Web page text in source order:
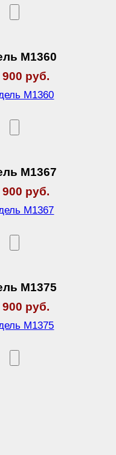
М1360
900 руб.
М1367
900 руб.
М1375
900 руб.